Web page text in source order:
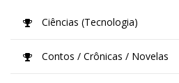
Ciências (Tecnologia)
Contos / Crônicas / Novelas